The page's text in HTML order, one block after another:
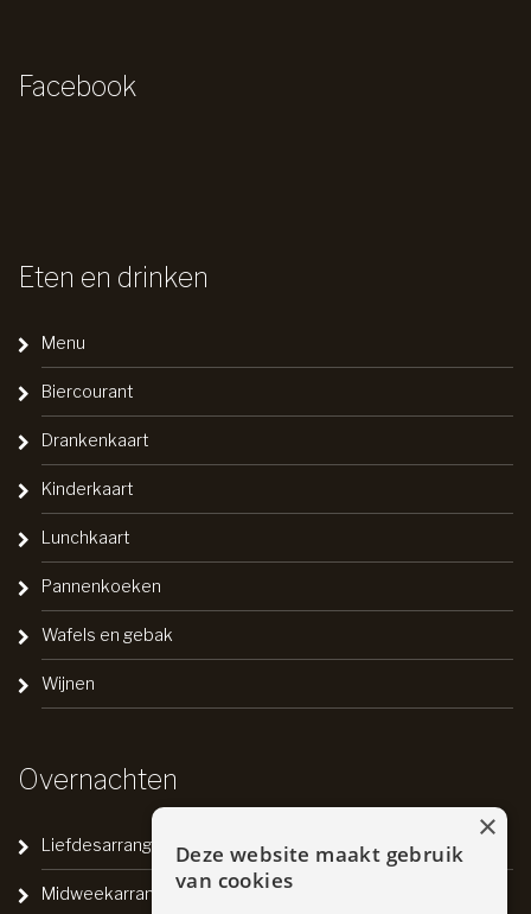
Facebook
Eten en drinken
Menu
Biercourant
Drankenkaart
Kinderkaart
Lunchkaart
Pannenkoeken
Wafels en gebak
Wijnen
Overnachten
Liefdesarrangement
Midweekarrangement
Deze website maakt gebruik
van cookies
×